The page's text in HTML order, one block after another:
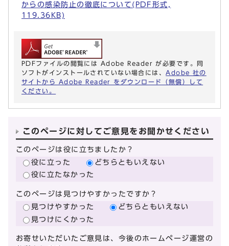
からの感染防止の徹底について(PDF形式,
119.36KB)
PDFファイルの閲覧には Adobe Reader が必要です。同
ソフトがインストールされていない場合には、 Adobe 社の
サイトから Adobe Reader をダウンロード（無償）して
ください。
このページに対してご意見をお聞かせください
このページは役に立ちましたか？
役に立った
どちらともいえない
役に立たなかった
このページは見つけやすかったですか？
見つけやすかった
どちらともいえない
見つけにくかった
お寄せいただいたご意見は、今後のホームページ運営の